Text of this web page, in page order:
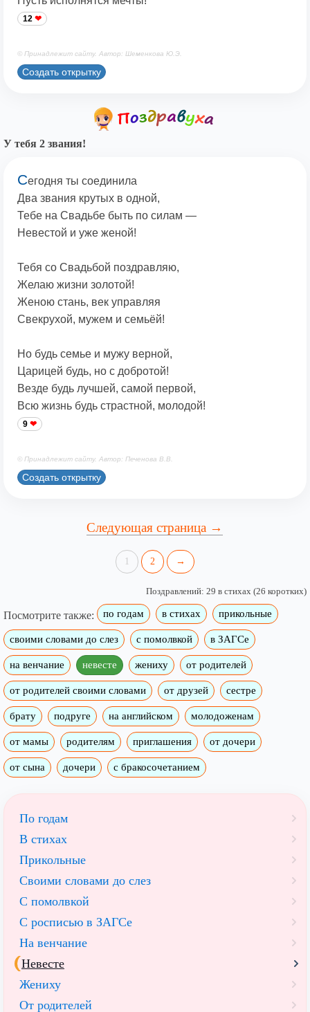
12
© Принадлежит сайту. Автор: Шеменкова Ю.Э.
Создать открытку
У тебя 2 звания!
Сегодня ты соединила
Два звания крутых в одной,
Тебе на Свадьбе быть по силам —
Невестой и уже женой!
Тебя со Свадьбой поздравляю,
Желаю жизни золотой!
Женою стань, век управляя
Свекрухой, мужем и семьёй!
Но будь семье и мужу верной,
Царицей будь, но с добротой!
Везде будь лучшей, самой первой,
Всю жизнь будь страстной, молодой!
9
© Принадлежит сайту. Автор: Печенова В.В.
Создать открытку
Следующая страница →
1 2 →
Поздравлений: 29 в стихах (26 коротких)
Посмотрите также: по годам в стихах прикольные
своими словами до слез с помолвкой в ЗАГСе
на венчание невесте жениху от родителей
от родителей своими словами от друзей сестре
брату подруге на английском молодоженам
от мамы родителям приглашения от дочери
от сына дочери с бракосочетанием
По годам
В стихах
Прикольные
Своими словами до слез
С помолвкой
С росписью в ЗАГСе
На венчание
Невесте
Жениху
От родителей